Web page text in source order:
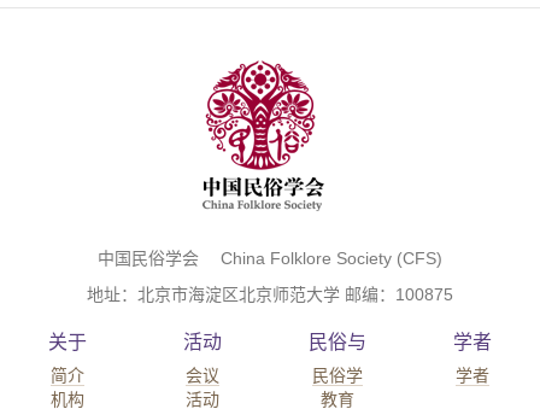
中国民俗学会 China Folklore Society (CFS)
地址：北京市海淀区北京师范大学 邮编：100875
关于
简介
机构
活动
会议
活动
民俗与
民俗学
教育
学者
学者